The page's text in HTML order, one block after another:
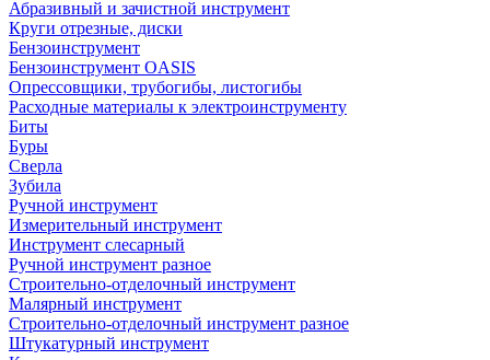
Абразивный и зачистной инструмент
Круги отрезные, диски
Бензоинструмент
Бензоинструмент OASIS
Опрессовщики, трубогибы, листогибы
Расходные материалы к электроинструменту
Биты
Буры
Сверла
Зубила
Ручной инструмент
Измерительный инструмент
Инструмент слесарный
Ручной инструмент разное
Строительно-отделочный инструмент
Малярный инструмент
Строительно-отделочный инструмент разное
Штукатурный инструмент